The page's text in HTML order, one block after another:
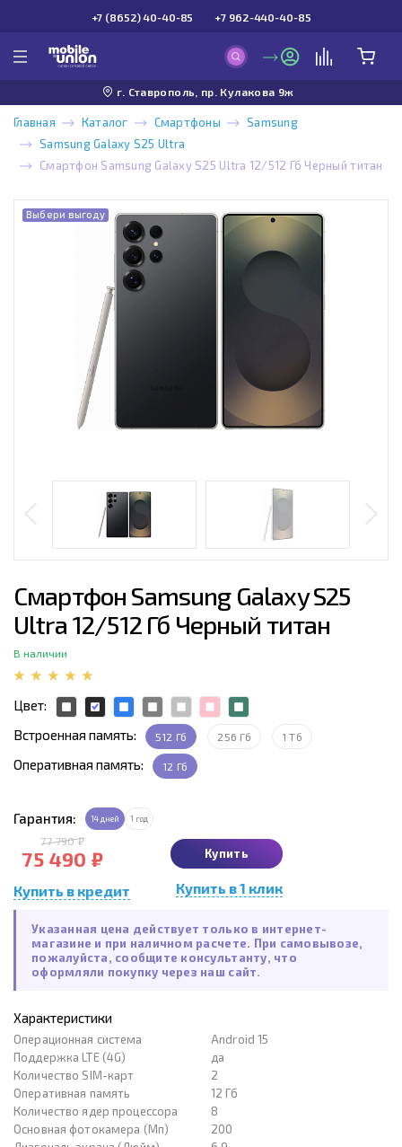
+7 (8652) 40-40-85 +7 962-440-40-85
г. Ставрополь, пр. Кулакова 9ж
Главная Каталог Смартфоны
Samsung
Samsung Galaxy S25 Ultra
Смартфон Samsung Galaxy S25 Ultra 12/512 Гб Черный титан
Выбери выгоду
Смартфон Samsung Galaxy S25
Ultra 12/512 Гб Черный титан
В наличии
Цвет:
Встроенная память:
512 Гб 256 Гб 1 Тб
Оперативная память: 12 Гб
Гарантия: 14 дней 1 год
75 490 ₽
77 790 ₽
Купить
Купить в 1 клик
Купить в кредит
Указанная цена действует только в интернет-
магазине и при наличном расчете. При самовывозе,
пожалуйста, сообщите консультанту, что
оформляли покупку через наш сайт.
Характеристики
Операционная система
Android 15
Поддержка LTE (4G)
да
Количество SIM-карт
2
Оперативная память
12 Гб
Количество ядер процессора
8
Основная фотокамера (Мп)
200